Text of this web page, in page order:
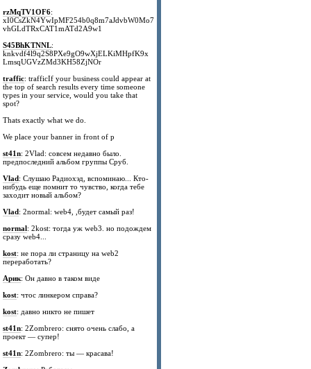
rzMqTV1OF6:
xI0CsZkN4YwIpMF254b0q8m7aJdvbW0Mo7
vhGLdTRxCAT1mATd2A9w1
S45BhKTNNL:
knkvdf4l9q2S8PXe9gO9wXjELKiMHpfK9x
LmsqUGVzZMd3KH58ZjNOr
traffic: trafficIf your business could appear at
the top of search results every time someone
types in your service, would you take that
spot?
Thats exactly what we do.
We place your banner in front of p
st41n: 2Vlad: совсем недавно было.
предпоследний альбом группы Сруб.
Vlad: Слушаю Радиохэд, вспоминаю... Кто-
нибудь еще помнит то чувство, когда тебе
заходит новый альбом?
Vlad: 2normal: web4, ,будет самый раз!
normal: 2kost: тогда уж web3. но подождем
сразу web4...
kost: не пора ли страницу на web2
переработать?
Арик: Он давно в таком виде
kost: чтос линкером справа?
kost: давно никто не пишет
st41n: 2Zombrero: снято очень слабо, а
проект — супер!
st41n: 2Zombrero: ты — красава!